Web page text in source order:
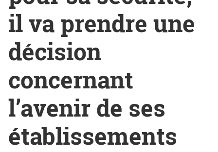
il va prendre une
décision
concernant
l’avenir de ses
établissements